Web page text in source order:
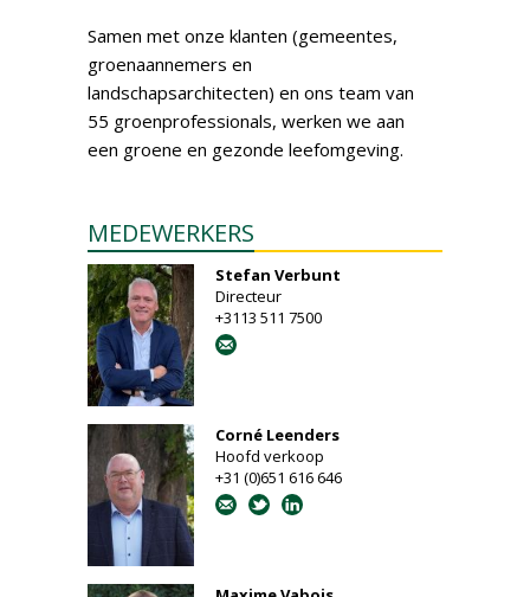
Samen met onze klanten (gemeentes,
groenaannemers en
landschapsarchitecten) en ons team van
55 groenprofessionals, werken we aan
een groene en gezonde leefomgeving.
MEDEWERKERS
Stefan Verbunt
Directeur
+3113 511 7500
Corné Leenders
Hoofd verkoop
+31 (0)651 616 646